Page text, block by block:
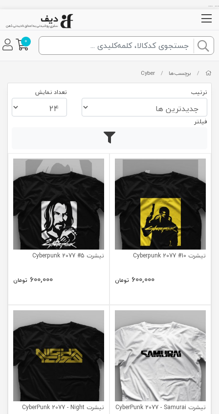
... ...
0
/ برچسب‌ها /
Cyber
ترتیب تعداد نمایش
فیلتر
تیشرت Cyberpunk 2077 #10
600,000 تومان
تیشرت Cyberpunk 2077 #5
600,000 تومان
تیشرت CyberPunk 2077 - Samurai
تیشرت CyberPunk 2077 - Night